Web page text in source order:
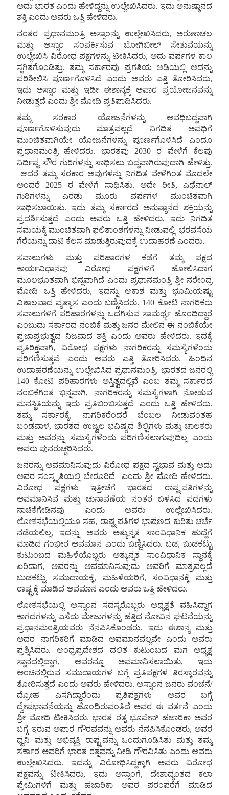
ಅದು ಭಾರತ ಎಂದು ಹೇಳಿದ್ದನ್ನು ಉಲ್ಲೇಖಿಸಿದರು. ಇದು ಅನುಷ್ಠಾನದ
ಶಕ್ತಿ ಎಂದು ಅವರು ಒತ್ತಿ ಹೇಳಿದರು.
ನಂತರ
ಪ್ರಧಾನಮಂತ್ರಿ ಅಸ್ಸಾಂನ್ನು
ಉಲ್ಲೇಖಿಸಿದರು, ಅರುಣಾಚಲ
ಮತ್ತು
ಅಸ್ಸಾಂ ಸಂಪರ್ಕಿಸುವ ಬೋಗಿಬೀಲ್
ಸೇತುವೆಯನ್ನು
ಉಲ್ಲೇಖಿಸಿ ವಿರೋಧ ಪಕ್ಷಗಳನ್ನು ಟೀಕಿಸಿದರು, ಅದು ವರ್ಷಗಳ ಕಾಲ
ಸ್ಥಗಿತಗೊಂಡಿತ್ತು. ತಮ್ಮ ಸರ್ಕಾರವು ಪ್ರಗತಿಯ ಅಡಿಯಲ್ಲಿ
ಅದನ್ನು
ಪರಿಶೀಲಿಸಿ ಪೂರ್ಣಗೊಳಿಸಿದೆ ಎಂದು ಅವರು ಎತ್ತಿ ತೋರಿಸಿದರು,
ಇದು
ಅಸ್ಸಾಂ ಮತ್ತು ಇಡೀ ಈಶಾನ್ಯಕ್ಕೆ ಅಪಾರ
ಪ್ರಯೋಜನವನ್ನು
ನೀಡುತ್ತದೆ ಎಂದು ಶ್ರೀ ಮೋದಿ ಪ್ರತಿಪಾದಿಸಿದರು.
ತಮ್ಮ ಸರಕಾರ ಯೋಜನೆಗಳನ್ನು ಅವಧಿಬದ್ಧವಾಗಿ
ಪೂರ್ಣಗೊಳಿಸುವುದು ಮಾತ್ರವಲ್ಲದೆ ನಿಗದಿತ ಅವಧಿಗೆ
ಮುಂಚಿತವಾಗಿಯೇ ಯೋಜನೆಗಳನ್ನು ಪೂರ್ಣಗೊಳಿಸಿದೆ ಎಂದೂ
ಪ್ರಧಾನಮಂತ್ರಿ ಹೇಳಿದರು. ಭಾರತವು 2030 ರ
ವೇಳೆಗೆ
ಕೆಲವು
ನಿರ್ದಿಷ್ಟ ಸೌರ ಗುರಿಗಳನ್ನು ಸಾಧಿಸಲು ಬದ್ಧವಾಗಿರುವುದಾಗಿ ಹೇಳಿತ್ತು.
ಆದರೆ ತಮ್ಮ ಸರಕಾರ ಅವುಗಳನ್ನು ನಿಗದಿತ ವೇಳೆಗಿಂತ ಮೊದಲೇ
ಅಂದರೆ 2025 ರ
ವೇಳೆಗೆ ಸಾಧಿಸಿತು. ಅದೇ
ರೀತಿ, ಎಥೆನಾಲ್
ಗುರಿಗಳನ್ನು
ಎರಡು ಮೂರು ವರ್ಷಗಳ
ಮುಂಚಿತವಾಗಿ
ಸಾಧಿಸಲಾಯಿತು. ಇದು ತಮ್ಮ ಸರ್ಕಾರದ ಅನುಷ್ಠಾನದ
ಶಕ್ತಿಯನ್ನು
ಪ್ರದರ್ಶಿಸುತ್ತದೆ
ಎಂದು ಅವರು ಒತ್ತಿ ಹೇಳಿದರು, ಇದು
ನಿಗದಿತ
ಸಮಯಕ್ಕೆ ಮುಂಚಿತವಾಗಿ ಫಲಿತಾಂಶಗಳನ್ನು ನೀಡುವಲ್ಲಿ ಭರವಸೆಯ
ಗೆರೆಯನ್ನು ದಾಟಿ ಕೆಲಸ ಮಾಡುತ್ತಿರುವುದಕ್ಕೆ ಉದಾಹರಣೆ ಎಂದರು.
ಸವಾಲುಗಳು
ಮತ್ತು ಪರಿಹಾರಗಳ ಕಡೆಗೆ ತಮ್ಮ
ಪಕ್ಷದ
ಕಾರ್ಯವಿಧಾನವು
ವಿರೋಧ
ಪಕ್ಷಗಳಿಗೆ ಹೋಲಿಸಿದಾಗ
ಮೂಲಭೂತವಾಗಿ ಭಿನ್ನವಾಗಿದೆ ಎಂದು ಪ್ರಧಾನಮಂತ್ರಿ ಶ್ರೀ ನರೇಂದ್ರ
ಮೋದಿ
ಒತ್ತಿ ಹೇಳಿದರು, ಇದನ್ನು ಆಕಾಶ ಮತ್ತು
ಭೂಮಿಯಷ್ಟು
ವಿಶಾಲವಾದ ವ್ಯತ್ಯಾಸ ಎಂದು ಬಣ್ಣಿಸಿದರು. 140 ಕೋಟಿ ನಾಗರಿಕರು
ಸವಾಲುಗಳಿಗೆ ಪರಿಹಾರಗಳನ್ನು ಒದಗಿಸುವ ಸಾಮರ್ಥ್ಯ ಹೊಂದಿದ್ದಾರೆ
ಎಂಬುದು ಸರ್ಕಾರದ ನಂಬಿಕೆ ಮತ್ತು ಜನರ ಮೇಲಿನ ಈ ನಂಬಿಕೆಯೇ
ಪ್ರಜಾಪ್ರಭುತ್ವದ ನಿಜವಾದ ಶಕ್ತಿ ಎಂದು ಅವರು ಹೇಳಿದರು. ಇದಕ್ಕೆ
ವ್ಯತಿರಿಕ್ತವಾಗಿ, ವಿರೋಧ
ಪಕ್ಷಗಳು ನಾಗರಿಕರನ್ನು
ಸಮಸ್ಯೆಗಳೆಂದು
ಪರಿಗಣಿಸುತ್ತವೆ
ಎಂದು ಅವರು ಎತ್ತಿ
ತೋರಿಸಿದರು. ಹಿಂದಿನ
ಉದಾಹರಣೆಯನ್ನು ಉಲ್ಲೇಖಿಸಿದ ಪ್ರಧಾನಮಂತ್ರಿ, ಭಾರತದ ಜನರಲ್ಲಿ
140 ಕೋಟಿ
ಪರಿಹಾರಗಳು ಅಸ್ತಿತ್ವದಲ್ಲಿವೆ ಎಂಬ ತಮ್ಮ ಸರ್ಕಾರದ
ನಂಬಿಕೆಗಿಂತ
ಭಿನ್ನವಾಗಿ, ನಾಗರಿಕರನ್ನು ಸಮಸ್ಯೆಗಳಾಗಿ
ನೋಡುವ
ಮನಸ್ಥಿತಿಯನ್ನು
ಇದು ಪ್ರತಿಬಿಂಬಿಸುತ್ತದೆ ಎಂದು ಒತ್ತಿ
ಹೇಳಿದರು.
ತಮ್ಮ
ಸರ್ಕಾರಕ್ಕೆ, ನಾಗರಿಕರೆಂದರೆ
ಬೆಂಬಲ ನೀಡುವಂತಹ
ಬಂಡವಾಳ, ಭಾರತದ ಉಜ್ವಲ ಭವಿಷ್ಯದ ಶಿಲ್ಪಿಗಳು ಮತ್ತು ಚಾಲಕರು
ಮತ್ತು
ಅವರನ್ನು ಸಮಸ್ಯೆಗಳೆಂದು ಪರಿಗಣಿಸಲಾಗುವುದಿಲ್ಲ
ಎಂದು
ಅವರು ಪುನರುಚ್ಚರಿಸಿದರು.
ಜನರನ್ನು ಅವಮಾನಿಸುವುದು ವಿರೋಧ ಪಕ್ಷದ ಸ್ವಭಾವ ಮತ್ತು ಅದು
ಅವರ ಸಂಸ್ಕೃತಿಯಲ್ಲಿ ಬೇರೂರಿದೆ ಎಂದು ಶ್ರೀ ಮೋದಿ ಹೇಳಿದರು.
ವಿರೋಧ
ಪಕ್ಷಗಳು ಇತ್ತೀಚೆಗೆ ಭಾರತದ
ರಾಷ್ಟ್ರಪತಿಗಳನ್ನು
ಅವಮಾನಿಸಿವೆ
ಮತ್ತು ಚುನಾವಣೆಯ ನಂತರ ಬಳಸಿದ
ಪದಗಳು
ನಾಚಿಕೆಗೇಡಿನವು
ಎಂದು ಅವರು
ಉಲ್ಲೇಖಿಸಿದರು.
ಲೋಕಸಭೆಯಲ್ಲಿಯೂ ಸಹ, ರಾಷ್ಟ್ರಪತಿಗಳ ಭಾಷಣದ ಕುರಿತು ಚರ್ಚೆ
ನಡೆಯಲಿಲ್ಲ, ಇದನ್ನು
ಅವರು ಅತ್ಯುನ್ನತ ಸಾಂವಿಧಾನಿಕ
ಹುದ್ದೆಗೆ
ಮಾಡಿದ ಗಂಭೀರ ಅವಮಾನ ಎಂದು ಬಣ್ಣಿಸಿದರು. ಬಡ, ಬುಡಕಟ್ಟು
ಕುಟುಂಬದ
ಮಹಿಳೆಯೊಬ್ಬರು ಅತ್ಯುನ್ನತ ಸಾಂವಿಧಾನಿಕ
ಸ್ಥಾನಕ್ಕೆ
ಏರಿದಾಗ, ಅವರನ್ನು
ಅವಮಾನಿಸುವುದು ಅವರಿಗೆ
ಮಾತ್ರವಲ್ಲದೆ
ಬುಡಕಟ್ಟು
ಸಮುದಾಯಕ್ಕೆ, ಮಹಿಳೆಯರಿಗೆ, ಸಂವಿಧಾನಕ್ಕೆ
ಮತ್ತು
ರಾಷ್ಟ್ರಕ್ಕೆ ಮಾಡಿದ ಅವಮಾನ ಎಂದು ಅವರು ಒತ್ತಿ ಹೇಳಿದರು.
ಲೋಕಸಭೆಯಲ್ಲಿ
ಅಸ್ಸಾಂನ ಸದಸ್ಯರೊಬ್ಬರು ಅಧ್ಯಕ್ಷತೆ
ವಹಿಸಿದ್ದಾಗ
ಕಾಗದಗಳನ್ನು ಎಸೆದು ಮೇಜುಗಳನ್ನು ಹತ್ತಿದ ನೋವಿನ ಘಟನೆಯನ್ನು
ಪ್ರಧಾನಮಂತ್ರಿಯವರು
ನೆನಪಿಸಿಕೊಂಡರು. ಇದು ಈಶಾನ್ಯ
ಮತ್ತು
ಅದರ
ನಾಗರಿಕರಿಗೆ ಮಾಡಿದ ಅವಮಾನವಲ್ಲವೇ ಎಂದು
ಅವರು
ಪ್ರಶ್ನಿಸಿದರು. ಆಂಧ್ರಪ್ರದೇಶದ
ದಲಿತ ಕುಟುಂಬದ ಮಗ
ಅಧ್ಯಕ್ಷ
ಸ್ಥಾನದಲ್ಲಿದ್ದಾಗ, ಅವರನ್ನೂ
ಅವಮಾನಿಸಲಾಯಿತು, ಇದು
ಅಂಚಿನಲ್ಲಿರುವ ಸಮುದಾಯಗಳ ಬಗ್ಗೆ ಪ್ರತಿಪಕ್ಷಗಳ
ತಿರಸ್ಕಾರವನ್ನು
ತೋರಿಸುತ್ತದೆ ಎಂದು ಅವರು ಹೇಳಿದರು. ಅಸ್ಸಾಂನ ಜನರು ವಂಚನೆ/
ದ್ರೋಹ
ಎಸಗಿದ್ದಾರೆಂದು ಪ್ರತಿಪಕ್ಷಗಳು ಅವರ
ಬಗ್ಗೆ
ದ್ವೇಷಭಾವನೆಯನ್ನು ಹೊಂದಿರುವಂತಿದೆ ಅವರ ಈ ವರ್ತನೆ ಎಂದು
ಶ್ರೀ ಮೋದಿ ಟೀಕಿಸಿದರು. ಭಾರತ ರತ್ನ ಭೂಪೇನ್ ಹಜಾರಿಕಾ ಅವರ
ಬಗ್ಗೆ ಇರುವ ಅಪಾರ ಗೌರವವನ್ನು ಅವರು ನೆನಪಿಸಿಕೊಂಡರು, ಅವರ
ಧ್ವನಿ
ಮತ್ತು ಅಭಿವ್ಯಕ್ತಿ ರಾಷ್ಟ್ರವನ್ನು ಒಂದುಗೂಡಿಸಿತು ಮತ್ತು ತಮ್ಮ
ಸರ್ಕಾರ ಅವರಿಗೆ ಭಾರತ ರತ್ನವನ್ನು ನೀಡಿ ಗೌರವಿಸಿತು ಎಂದು ಅವರು
ಉಲ್ಲೇಖಿಸಿದರು. ಇದನ್ನು
ವಿರೋಧಿಸಿದ್ದಕ್ಕಾಗಿ ಅವರು
ವಿರೋಧ
ಪಕ್ಷವನ್ನು
ಟೀಕಿಸಿದರು, ಇದು ಅಸ್ಸಾಂಗೆ, ದೇಶಾದ್ಯಂತದ
ಕಲಾ
ಪ್ರೇಮಿಗಳಿಗೆ
ಮತ್ತು ಹಜಾರಿಕಾ ಅವರ ಪರಂಪರೆಗೆ
ಮಾಡಿದ